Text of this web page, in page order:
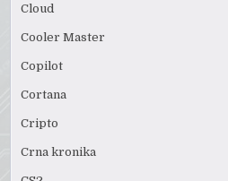
Cloud
Cooler Master
Copilot
Cortana
Cripto
Crna kronika